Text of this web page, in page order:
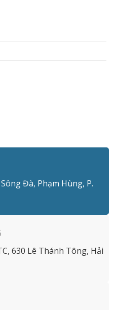
Đà, Phạm Hùng, P.
630 Lê Thánh Tông, Hải